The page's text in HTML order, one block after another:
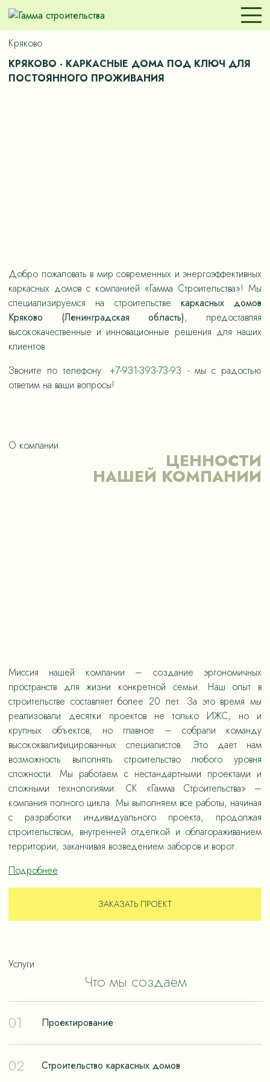
Кряково
КРЯКОВО - КАРКАСНЫЕ ДОМА ПОД КЛЮЧ ДЛЯ
ПОСТОЯННОГО ПРОЖИВАНИЯ
Добро пожаловать в мир современных и энергоэффективных
каркасных домов с компанией «Гамма Строительства»! Мы
специализируемся на строительстве каркасных домов
Кряково (Ленинградская область), предоставляя
высококачественные и инновационные решения для наших
клиентов.
Звоните по телефону:+7-931-393-73-93 - мы с радостью
ответим на ваши вопросы!
О компании
ЦЕННОСТИ
НАШЕЙ КОМПАНИИ
Миссия нашей компании – создание эргономичных
пространств для жизни конкретной семьи. Наш опыт в
строительстве составляет более 20 лет. За это время мы
реализовали десятки проектов не только ИЖС, но и
крупных объектов, но главное – собрали команду
высококвалифицированных специалистов. Это дает нам
возможность выполнять строительство любого уровня
сложности. Мы работаем с нестандартными проектами и
сложными технологиями. СК «Гамма Строительства» –
компания полного цикла. Мы выполняем все работы, начиная
с разработки индивидуального проекта, продолжая
строительством, внутренней отделкой и облагораживанием
территории, заканчивая возведением заборов и ворот.
Подробнее
ЗАКАЗАТЬ ПРОЕКТ
Услуги
Что мы создаём
01
Проектирование
реализации мечты о собственном доме. Чтобы дом
02 Строительство каркасных домов